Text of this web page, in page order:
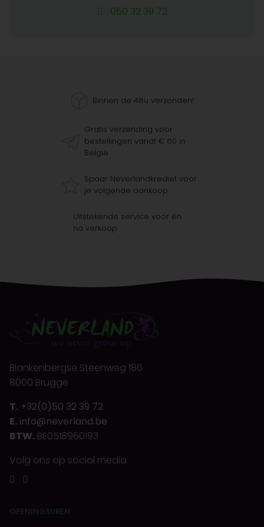
050 32 39 72
Binnen de 48u verzonden!
Gratis verzending voor
bestellingen vanaf € 60 in
België
Spaar Neverlandkrediet voor
je volgende aankoop
Uitstekende service voor én
na verkoop
Blankenbergse Steenweg 186
8000 Brugge
T. +32(0)50 32 39 72
E. info@neverland.be
BTW. BE0518960193
Volg ons op social media
OPENINGSUREN